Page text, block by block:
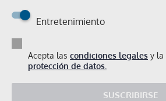
Entretenimiento
Acepta las condiciones legales y la
protección de datos.
SUSCRIBIRSE